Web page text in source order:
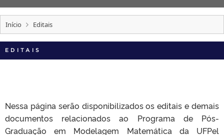
PORTARIAS
Início Editais
EDITAIS
Nessa página serão disponibilizados os editais e demais
documentos relacionados ao Programa de Pós-
Graduação em Modelagem Matemática da UFPel